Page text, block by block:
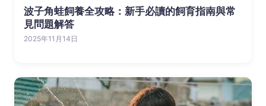
波子角蛙飼養全攻略：新手必讀的飼育指南與常
見問題解答
2025年11月14日